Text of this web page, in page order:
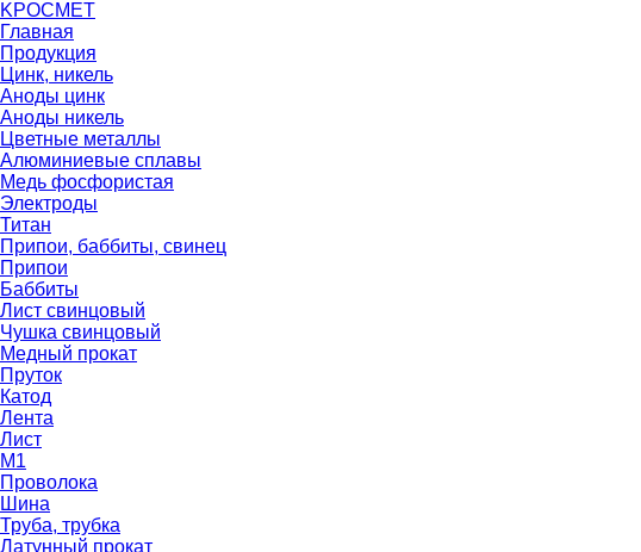
KРОСМ ЕТ
Главная
Продукция
Цинк, никель
Аноды цинк
Аноды никель
Цветные металлы
Алюминиевые сплавы
Медь фосфористая
Электроды
Титан
Припои, баббиты, свинец
Припои
Баббиты
Лист свинцовый
Чушка свинцовый
Медный прокат
Пруток
Катод
Лента
Лист
М1
Проволока
Шина
Труба, трубка
Латунный прокат